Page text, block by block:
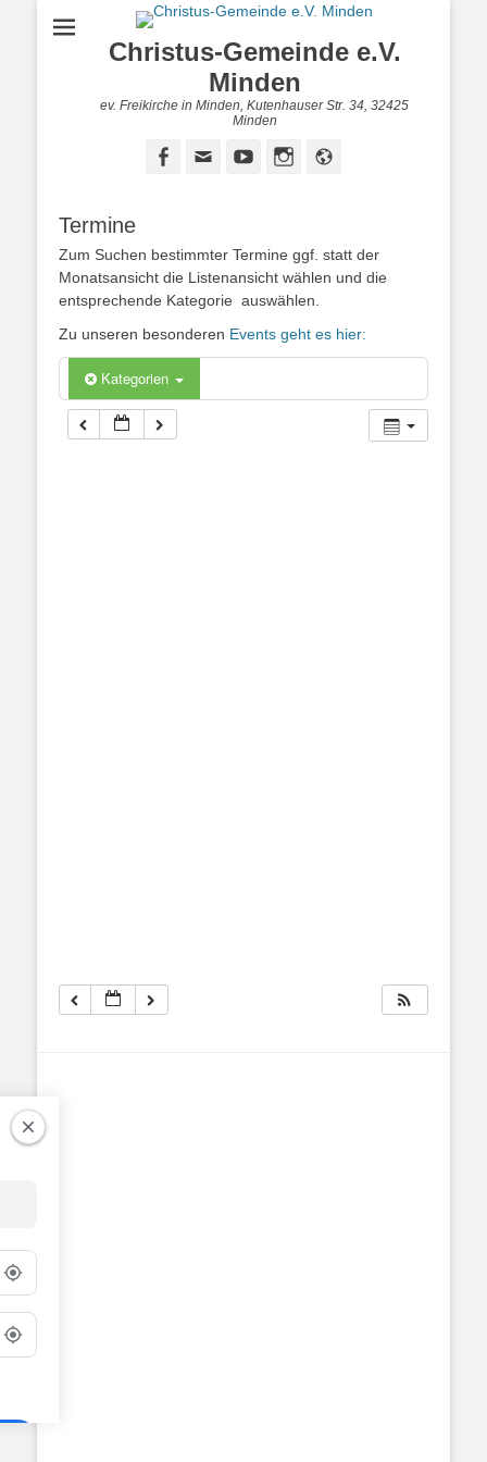
Christus-Gemeinde e.V.
Minden
ev. Freikirche in Minden, Kutenhauser Str. 34, 32425
Minden
Facebook YouTubeInstagram
Termine
Zum Suchen bestimmter Termine ggf. statt der
Monatsansicht die Listenansicht wählen und die
entsprechende Kategorie auswählen.
Zu unseren besonderen Events geht es hier:
Kategorien